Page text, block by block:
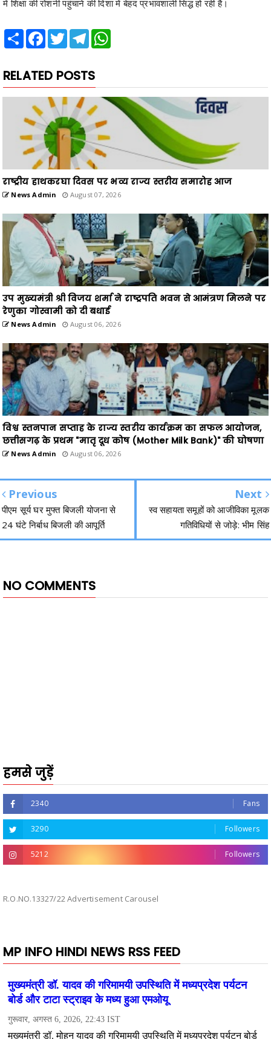
में शिक्षा की रोशनी पहुंचाने की दिशा में बेहद प्रभावशाली सिद्ध हो रही है।
Share Facebook
TwitterTelegram
RELATED POSTS
राष्ट्रीय हाथकरघा दिवस पर भव्य राज्य स्तरीय समारोह आज
News Admin August 07, 2026
उप मुख्यमंत्री श्री विजय शर्मा ने राष्ट्रपति भवन से आमंत्रण मिलने पर
रेणुका गोस्वामी को दी बधाई
News Admin August 06, 2026
विश्व स्तनपान सप्ताह के राज्य स्तरीय कार्यक्रम का सफल आयोजन,
छत्तीसगढ़ के प्रथम "मातृ दूध कोष (Mother Milk Bank)" की घोषणा
News Admin August 06, 2026
Previous
पीएम सूर्य घर मुफ्त बिजली योजना से
24 घंटे निर्बाध बिजली की आपूर्ति
Next
स्व सहायता समूहों को आजीविका मूलक
गतिविधियों से जोड़े: भीम सिंह
NO COMMENTS
हमसे जुड़ें
2340 Fans
3290 Followers
5212 Followers
R.O.NO.13327/22 Advertisement Carousel
MP INFO HINDI NEWS RSS FEED